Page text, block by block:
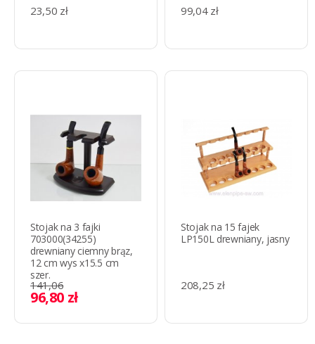
23,50 zł 99,04 zł
Stojak na 3 fajki
703000(34255)
drewniany ciemny brąz,
12 cm wys x15.5 cm
szer.
141,06
96,80 zł
Stojak na 15 fajek
LP150L drewniany, jasny
208,25 zł